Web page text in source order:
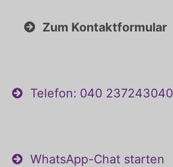
Zum Kontaktformular
Telefon: 040 237243040
WhatsApp-Chat starten